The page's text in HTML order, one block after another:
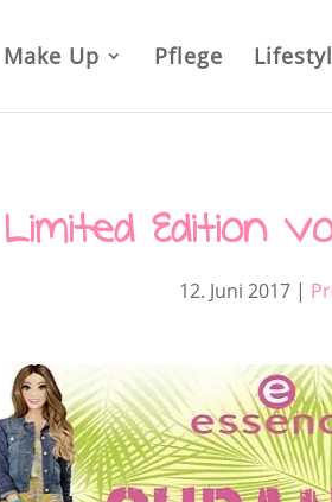
Make Up Pflege
Edition
12. Juni 2017 |